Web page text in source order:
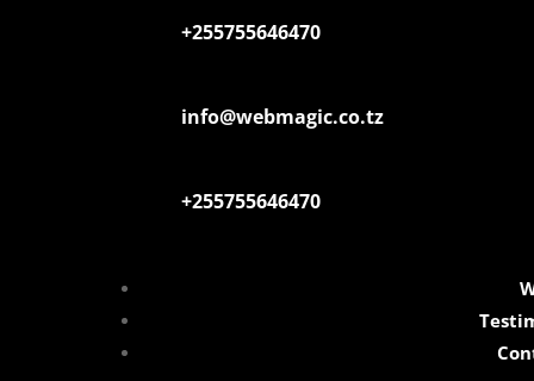
+255755646470
info@webmagic.co.tz
+255755646470